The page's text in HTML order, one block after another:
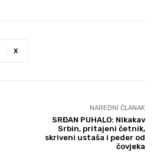
X
NAREDNI ČLANAK
SRĐAN PUHALO: Nikakav
Srbin, pritajeni četnik,
skriveni ustaša i peder od
čovjeka